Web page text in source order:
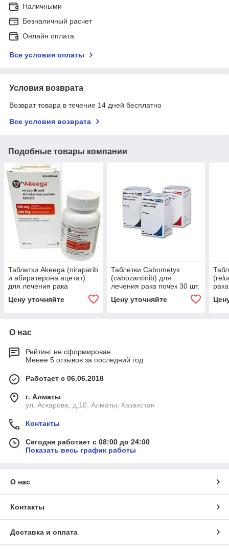
Наличными
Безналичный расчет
Онлайн оплата
Все условия оплаты
Условия возврата
Возврат товара в течение 14 дней бесплатно
Все условия возврата
Подобные товары компании
Таблетки Akeega (niraparib
и абиратерона ацетат)
для лечения рака
Цену уточняйте
Таблетки Cabometyx
(cabozantinib) для
лечения рака почек 30 шт.
Цену уточняйте
О нас
Рейтинг не сформирован
Менее 5 отзывов за последний год
Работает с 06.06.2018
г. Алматы
ул. Аскарова, д.10, Алматы, Казахстан
Контакты
Сегодня работает с 08:00 до 24:00
Показать весь график работы
О нас
Контакты
Доставка и оплата